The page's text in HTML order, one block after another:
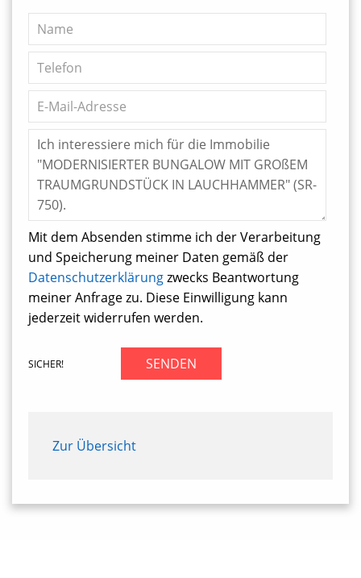
Mit dem Absenden stimme ich der Verarbeitung
und Speicherung meiner Daten gemäß der
Datenschutzerklärungzwecks Beantwortung
meiner Anfrage zu. Diese Einwilligung kann
jederzeit widerrufen werden.
SICHER! SENDEN
Zur Übersicht